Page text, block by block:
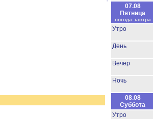
07.08
Пятница
погода завтра
Утро
День
Вечер
Ночь
08.08
Суббота
Утро